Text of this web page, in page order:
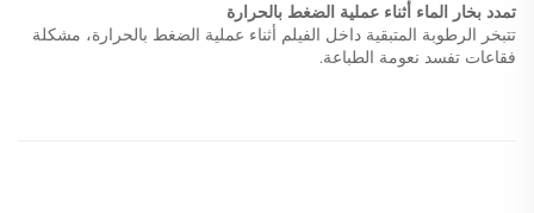
تمدد بخار الماء أثناء عملية الضغط بالحرارة
تتبخر الرطوبة المتبقية داخل الفيلم أثناء عملية الضغط بالحرارة، مشكلة
فقاعات تفسد نعومة الطباعة.